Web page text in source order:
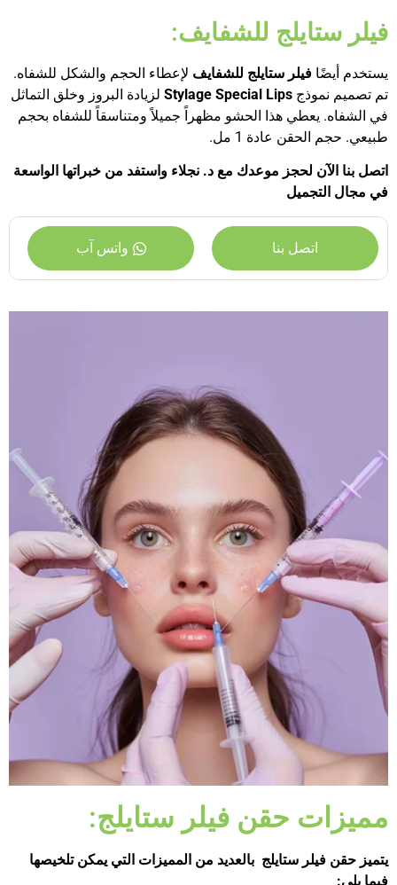
فيلر ستايلج للشفايف:
يستخدم أيضًا فيلر ستايلج للشفايف لإعطاء الحجم والشكل للشفاه.
تم تصميم نموذج Stylage Special Lips لزيادة البروز وخلق التماثل
في الشفاه. يعطي هذا الحشو مظهراً جميلاً ومتناسقاً للشفاه بحجم
طبيعي. حجم الحقن عادة 1 مل.
اتصل بنا الآن لحجز موعدك مع د. نجلاء واستفد من خبراتها الواسعة
في مجال التجميل
اتصل بنا واتس آب
مميزات حقن فيلر ستايلج:
يتميز حقن فيلر ستايلج بالعديد من المميزات التي يمكن تلخيصها
فيما يلي: